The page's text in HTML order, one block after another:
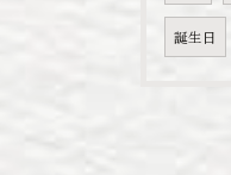
誕生日